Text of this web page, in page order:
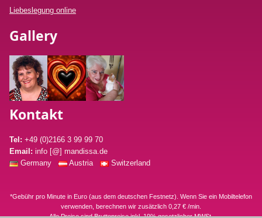
Liebeslegung online
Gallery
Kontakt
Tel: +49 (0)2166 3 99 99 70
Email: info [@] mandissa.de
Germany
Austria Switzerland
*Gebühr pro Minute in Euro (aus dem deutschen Festnetz). Wenn Sie ein Mobiltelefon
verwenden, berechnen wir zusätzlich 0,27 € /min.
Alle Preise sind Bruttopreise inkl. 19% gesetzlicher MWSt.